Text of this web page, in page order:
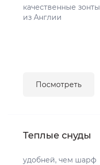
качественные зонты
из Англии
Посмотреть
Теплые снуды
удобней, чем шарф